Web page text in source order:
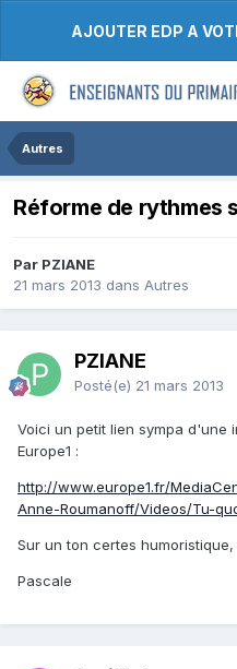
AJOUTER EDP A
Autres
Réforme de rythmes
Par PZIANE
21 mars 2013 dans Autres
PZIANE
Posté(e) 21 mars 2013
Voici un petit lien sympa d'une
Europe1 :
http://www.europe1.fr/
Anne-Roumanoff/Videos/Tu-
Sur un ton certes
Pascale